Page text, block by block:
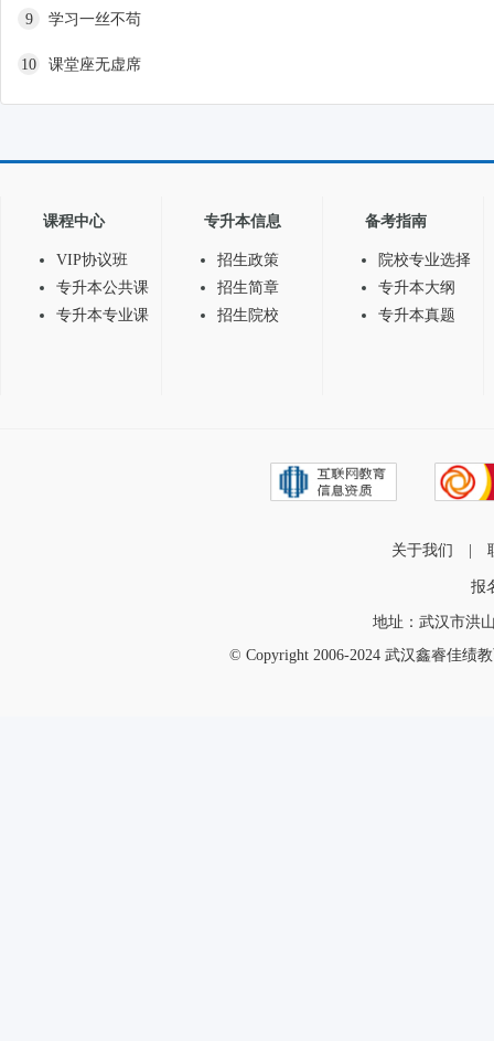
9 学习一丝不苟
10 课堂座无虚席
课程中心
VIP协议班
专升本公共课
专升本专业课
专升本信息
招生政策
招生简章
招生院校
备考指南
院校专业选择
专升本大纲
专升本真题
关于我们
报
地址：武汉市洪
© Copyright 2006-2024 武汉鑫睿佳绩